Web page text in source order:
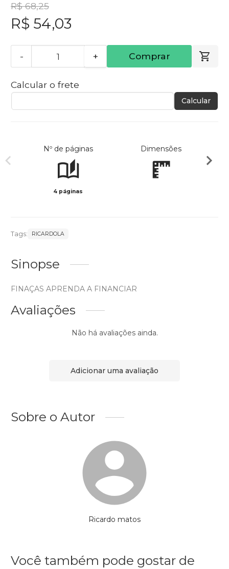
R$ 68,25
R$ 54,03
- + Comprar
Calcular o frete
Calcular
Nº de páginas
4 páginas
Dimensões
Tags: RICARDOLA
Sinopse
FINAÇAS APRENDA A FINANCIAR
Avaliações
Não há avaliações ainda.
Adicionar uma avaliação
Sobre o Autor
Ricardo matos
Você também pode gostar de